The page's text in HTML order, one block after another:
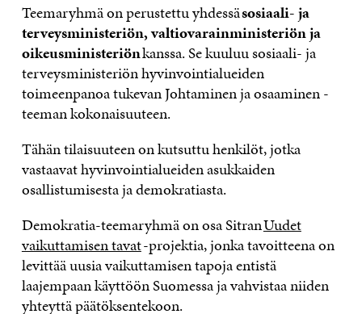
E
S
A
K
K
U
S
S
A
S
A
I
K
K
U
N
S
A
E
S
A
I
K
K
U
S
S
A
D
E
S
S
A
I
K
A
S
S
A
Teemaryhmä on perustettu yhdessäsosiaali- ja
terveysministeriön, valtiovarainministeriön ja
oikeusministeriönkanssa. Se kuuluu sosiaali- ja
terveysministeriön hyvinvointialueiden
toimeenpanoa tukevan Johtaminen ja osaaminen -
teeman kokonaisuuteen.
Tähän tilaisuuteen on kutsuttu henkilöt, jotka
vastaavat hyvinvointialueiden asukkaiden
osallistumisesta ja demokratiasta.
Demokratia-teemaryhmä on osa SitranUudet
vaikuttamisen tavat-projektia, jonka tavoitteena on
levittää uusia vaikuttamisen tapoja entistä
laajempaan käyttöön Suomessa ja vahvistaa niiden
yhteyttä päätöksentekoon.